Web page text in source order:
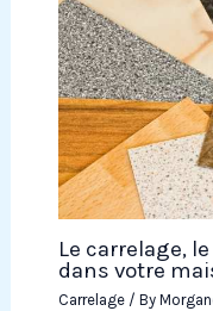
Le carrelage,
dans votre
Carrelage/ By